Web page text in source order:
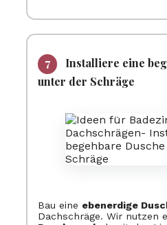
Installiere eine
unter der Schräge
Bau eine ebenerdige
Dachschräge. Wir nutzen